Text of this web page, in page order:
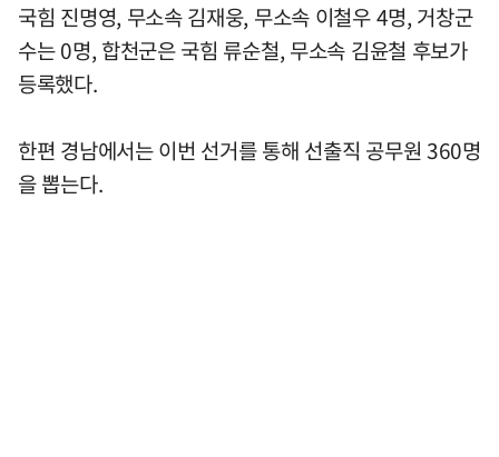
국힘 진명영, 무소속 김재웅, 무소속 이철우 4명, 거창군
수는 0명, 합천군은 국힘 류순철, 무소속 김윤철 후보가
등록했다.
한편 경남에서는 이번 선거를 통해 선출직 공무원 360명
을 뽑는다.